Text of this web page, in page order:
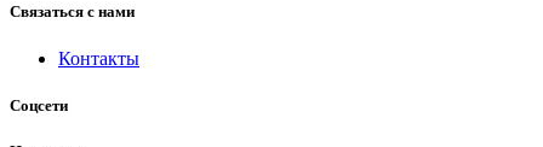
Связаться с нами
Контакты
Соцсети